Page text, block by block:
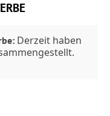
Derzeit haben